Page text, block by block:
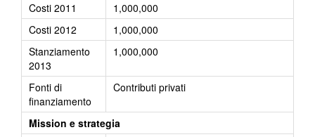
Costi 2011
1,000,000
Costi 2012
1,000,000
Stanziamento
2013
1,000,000
Fonti di
finanziamento
Contributi privati
Mission e strategia